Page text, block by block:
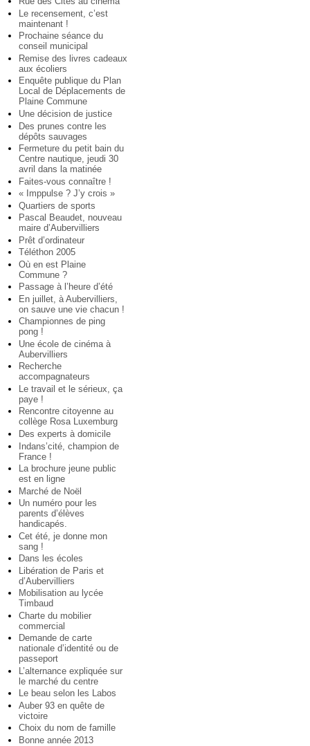
Le recensement, c’est
maintenant !
Prochaine séance du
conseil municipal
Remise des livres cadeaux
aux écoliers
Enquête publique du Plan
Local de Déplacements de
Plaine Commune
Une décision de justice
Des prunes contre les
dépôts sauvages
Fermeture du petit bain du
Centre nautique, jeudi 30
avril dans la matinée
Faites-vous connaître !
« Imppulse ? J’y crois »
Quartiers de sports
Pascal Beaudet, nouveau
maire d’Aubervilliers
Prêt d’ordinateur
Téléthon 2005
Où en est Plaine
Commune ?
Passage à l’heure d’été
En juillet, à Aubervilliers,
on sauve une vie chacun !
Championnes de ping
pong !
Une école de cinéma à
Aubervilliers
Recherche
accompagnateurs
Le travail et le sérieux, ça
paye !
Rencontre citoyenne au
collège Rosa Luxemburg
Des experts à domicile
Indans’cité, champion de
France !
La brochure jeune public
est en ligne
Marché de Noël
Un numéro pour les
parents d’élèves
handicapés.
Cet été, je donne mon
sang !
Dans les écoles
Libération de Paris et
d’Aubervilliers
Mobilisation au lycée
Timbaud
Charte du mobilier
commercial
Demande de carte
nationale d’identité ou de
passeport
L’alternance expliquée sur
le marché du centre
Le beau selon les Labos
Auber 93 en quête de
victoire
Choix du nom de famille
Bonne année 2013